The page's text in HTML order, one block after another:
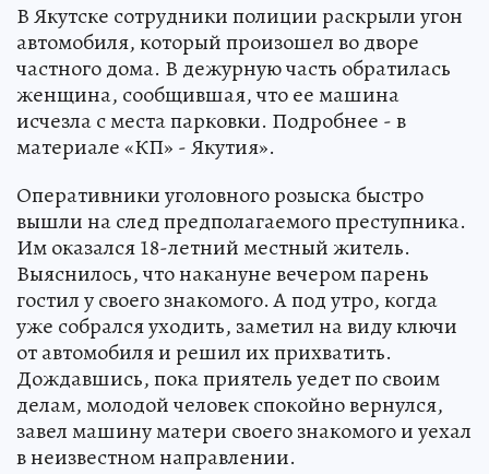
В Якутске сотрудники полиции раскрыли угон
автомобиля, который произошел во дворе
частного дома. В дежурную часть обратилась
женщина, сообщившая, что ее машина
исчезла с места парковки. Подробнее - в
материале «КП» - Якутия».
Оперативники уголовного розыска быстро
вышли на след предполагаемого преступника.
Им оказался 18-летний местный житель.
Выяснилось, что накануне вечером парень
гостил у своего знакомого. А под утро, когда
уже собрался уходить, заметил на виду ключи
от автомобиля и решил их прихватить.
Дождавшись, пока приятель уедет по своим
делам, молодой человек спокойно вернулся,
завел машину матери своего знакомого и уехал
в неизвестном направлении.